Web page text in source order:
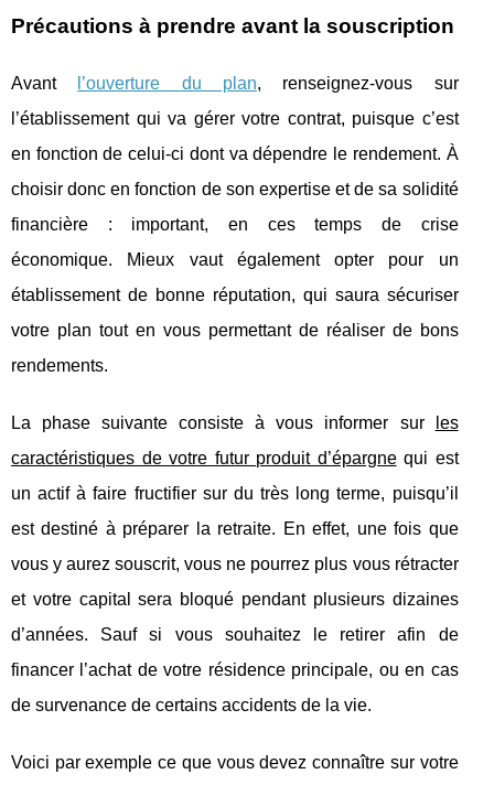
Précautions à prendre avant la souscription
Avant l’ouverture du plan, renseignez-vous sur
l’établissement qui va gérer votre contrat, puisque c’est
en fonction de celui-ci dont va dépendre le rendement. À
choisir donc en fonction de son expertise et de sa solidité
financière : important, en ces temps de crise
économique. Mieux vaut également opter pour un
établissement de bonne réputation, qui saura sécuriser
votre plan tout en vous permettant de réaliser de bons
rendements.
La phase suivante consiste à vous informer sur
les
caractéristiques de votre futur produit d’épargnequi est
un actif à faire fructifier sur du très long terme, puisqu’il
est destiné à préparer la retraite. En effet, une fois que
vous y aurez souscrit, vous ne pourrez plus vous rétracter
et votre capital sera bloqué pendant plusieurs dizaines
d’années. Sauf si vous souhaitez le retirer afin de
financer l’achat de votre résidence principale, ou en cas
de survenance de certains accidents de la vie.
Voici par exemple ce que vous devez connaître sur votre